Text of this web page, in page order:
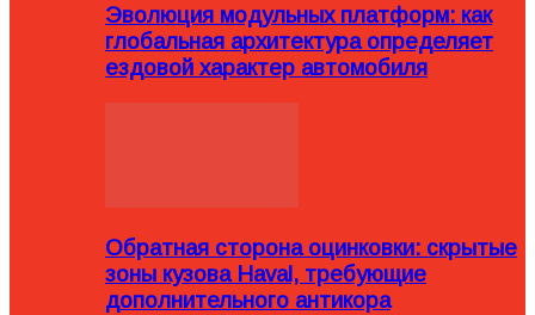
Эволюция модульных платформ: как
глобальная архитектура определяет
ездовой характер автомобиля
Обратная сторона оцинковки: скрытые
зоны кузова Haval, требующие
дополнительного антикора